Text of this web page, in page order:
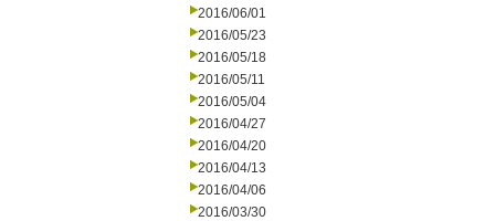
2016/06/01
2016/05/23
2016/05/18
2016/05/11
2016/05/04
2016/04/27
2016/04/20
2016/04/13
2016/04/06
2016/03/30